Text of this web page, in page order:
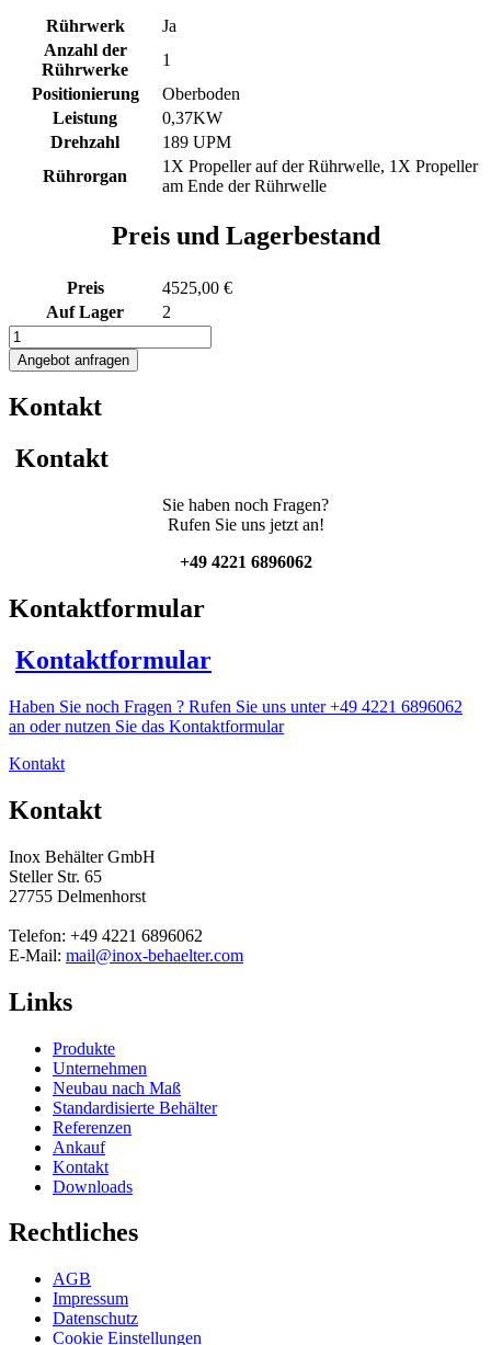
Rührwerk
Ja
Anzahl der
Rührwerke
1
Positionierung
Oberboden
Leistung
0,37KW
Drehzahl
189 UPM
Rührorgan
1X Propeller auf der Rührwelle, 1X Propeller
am Ende der Rührwelle
Preis und Lagerbestand
Preis
4525,00 €
Auf Lager
2
221L
heiz-/kühlbarer
Edelstahlbehälter
Thermoplate
Getrieberührwerk
Menge
Angebot anfragen
Kontakt
Kontakt
Sie haben noch Fragen?
Rufen Sie uns jetzt an!
+49 4221 6896062
Kontaktformular
Kontaktformular
Haben Sie noch Fragen ? Rufen Sie uns unter +49 4221 6896062
an oder nutzen Sie das Kontaktformular
Kontakt
Kontakt
Inox Behälter GmbH
Steller Str. 65
27755 Delmenhorst
Telefon: +49 4221 6896062
E-Mail: mail@inox-behaelter.com
Links
Produkte
Unternehmen
Neubau nach Maß
Standardisierte Behälter
Referenzen
Ankauf
Kontakt
Downloads
Rechtliches
AGB
Impressum
Datenschutz
Cookie Einstellungen